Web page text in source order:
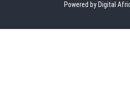
Powered by Digital